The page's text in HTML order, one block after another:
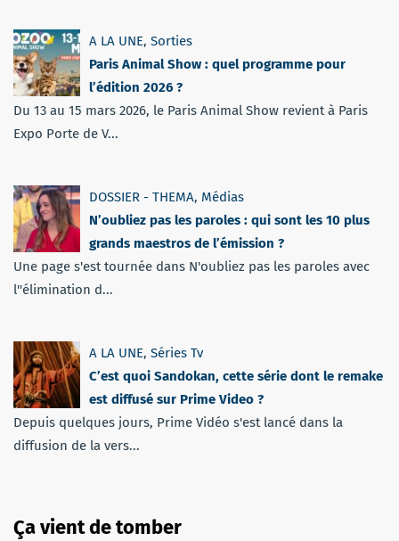
A LA UNE, Sorties
Paris Animal Show : quel programme pour
l’édition 2026 ?
Du 13 au 15 mars 2026, le Paris Animal Show revient à Paris
Expo Porte de V...
DOSSIER - THEMA, Médias
N’oubliez pas les paroles : qui sont les 10 plus
grands maestros de l’émission ?
Une page s'est tournée dans N'oubliez pas les paroles avec
l''élimination d...
A LA UNE, Séries Tv
C’est quoi Sandokan, cette série dont le remake
est diffusé sur Prime Video ?
Depuis quelques jours, Prime Vidéo s'est lancé dans la
diffusion de la vers...
Ça vient de tomber